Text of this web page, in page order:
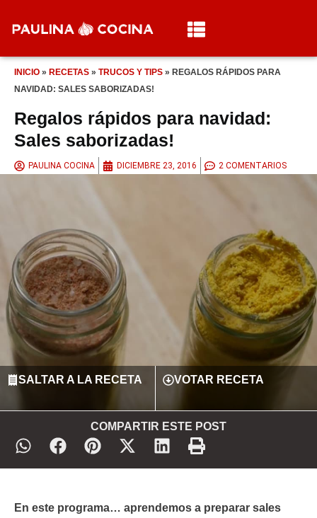
INICIO » RECETAS » TRUCOS Y TIPS » REGALOS RÁPIDOS PARA
NAVIDAD: SALES SABORIZADAS!
Regalos rápidos para navidad:
Sales saborizadas!
PAULINA COCINA DICIEMBRE 23, 2016 2 COMENTARIOS
SALTAR A LA RECETA VOTAR RECETA
COMPARTIR ESTE POST
En este programa… aprendemos a preparar sales